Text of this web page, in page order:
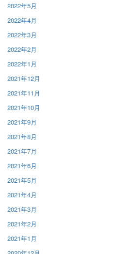
2022年5月
2022年4月
2022年3月
2022年2月
2022年1月
2021年12月
2021年11月
2021年10月
2021年9月
2021年8月
2021年7月
2021年6月
2021年5月
2021年4月
2021年3月
2021年2月
2021年1月